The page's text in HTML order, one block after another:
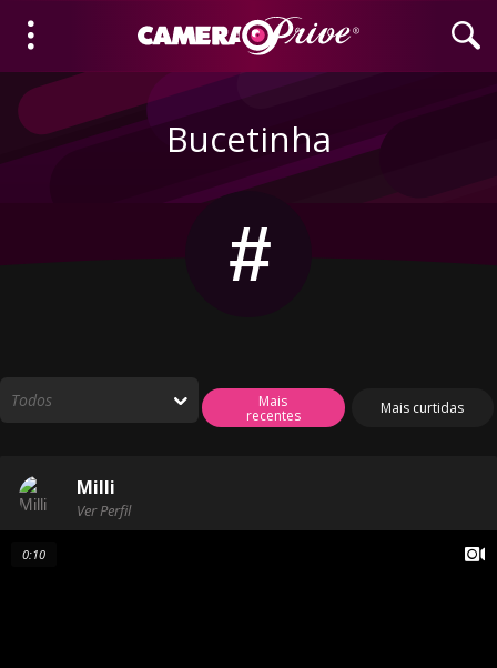
#
Bucetinha
Mais
recentes Mais curtidas
Milli
Ver Perfil
0:10